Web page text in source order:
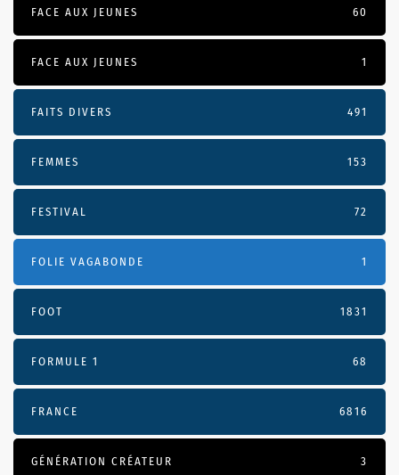
FACE AUX JEUNES 60
FACE AUX JEUNES 1
FAITS DIVERS 491
FEMMES 153
FESTIVAL 72
FOLIE VAGABONDE 1
FOOT 1831
FORMULE 1 68
FRANCE 6816
GÉNÉRATION CRÉATEUR 3